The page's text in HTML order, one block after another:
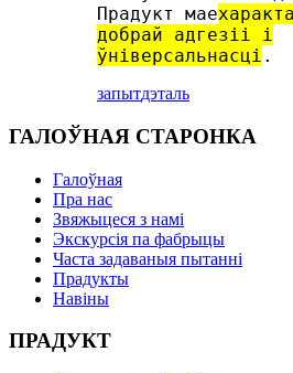
Прадукт мае
добрай адгезіі і
ўніверсальнасці .
запытдэталь
ГАЛОЎНАЯ СТАРОНКА
Галоўная
Пра нас
Звяжыцеся з намі
Экскурсія па фабрыцы
Часта задаваныя пытанні
Прадукты
Навіны
ПРАДУКТ